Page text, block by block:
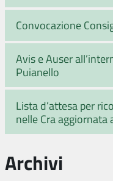
Convocazione
Avis e Auser
Puianello
Lista d’attesa per
nelle Cra
Archivi